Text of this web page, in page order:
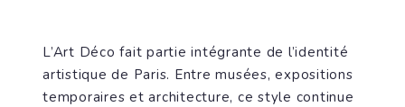
L’Art Déco fait partie intégrante de l’identité
artistique de Paris. Entre musées, expositions
temporaires et architecture, ce style continue